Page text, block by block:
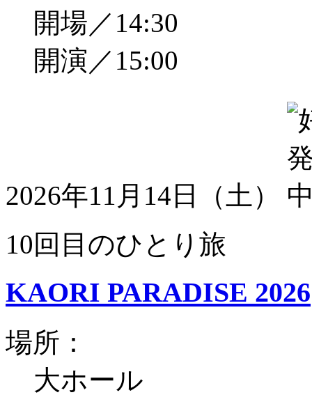
開場／14:30
開演／15:00
2026年11月14日（土）
10回目のひとり旅
KAORI PARADISE 2026
場所：
大ホール